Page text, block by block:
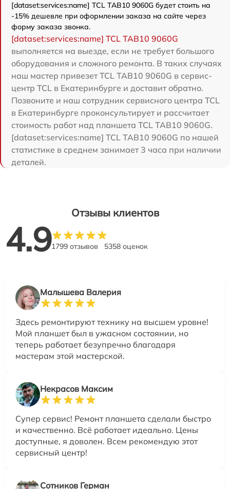
[dataset:services:name] TCL TAB10 9060G будет стоить на
-15% дешевле при оформлении заказа на сайте через
форму заказа звонка.
[dataset:services:name] TCL TAB10 9060G
выполняется на выезде, если не требует большого
оборудования и сложного ремонта. В таких случаях
наш мастер привезет TCL TAB10 9060G в сервис-
центр TCL в Екатеринбурге и доставит обратно.
Позвоните и наш сотрудник сервисного центра TCL
в Екатеринбурге проконсультирует и рассчитает
стоимость работ над планшета TCL TAB10 9060G.
[dataset:services:name] TCL TAB10 9060G по нашей
статистике в среднем занимает 3 часа при наличии
деталей.
Отзывы клиентов
4.91799 отзывов 5358 оценок
Малышева Валерия
Здесь ремонтируют технику на высшем уровне!
Мой планшет был в ужасном состоянии, но
теперь работает безупречно благодаря
мастерам этой мастерской.
Некрасов Максим
Супер сервис! Ремонт планшета сделали быстро
и качественно. Всё работает идеально. Цены
доступные, я доволен. Всем рекомендую этот
сервисный центр!
Сотников Герман